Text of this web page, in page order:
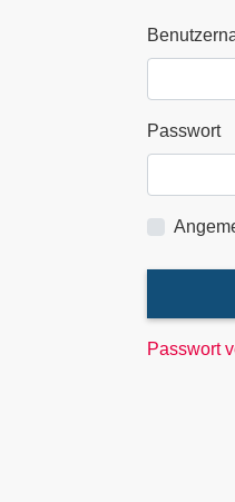
Passwort
Passwort